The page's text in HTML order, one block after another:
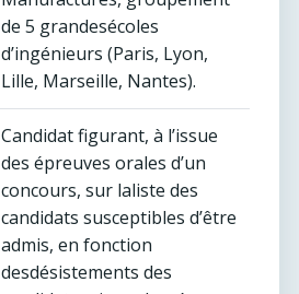
de 5 grandesécoles
d’ingénieurs (Paris, Lyon,
Lille, Marseille, Nantes).
Candidat figurant, à l’issue
des épreuves orales d’un
concours, sur laliste des
candidats susceptibles d’être
admis, en fonction
desdésistements des